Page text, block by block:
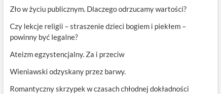
Zło w życiu publicznym. Dlaczego odrzucamy wartości?
Czy lekcje religii – straszenie dzieci bogiem i piekłem –
powinny być legalne?
Ateizm egzystencjalny. Za i przeciw
Wieniawski odzyskany przez barwy.
Romantyczny skrzypek w czasach chłodnej dokładności